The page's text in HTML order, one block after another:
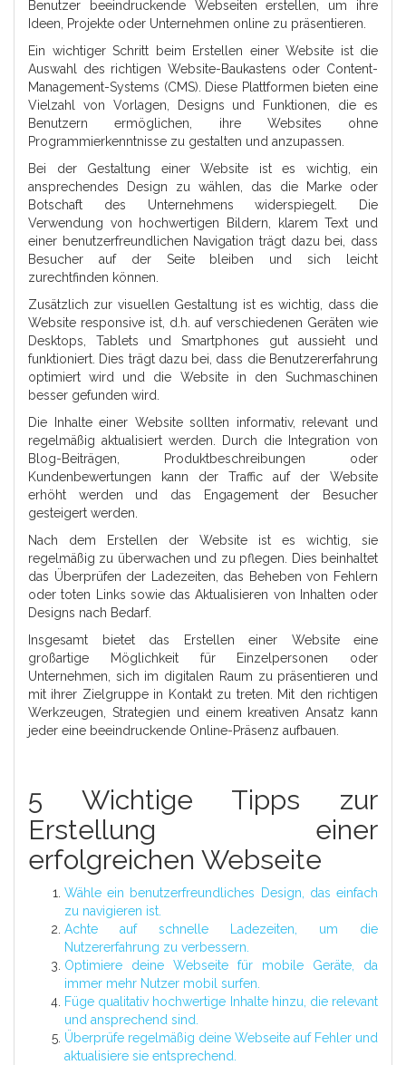
Benutzer beeindruckende Webseiten erstellen, um ihre
Ideen, Projekte oder Unternehmen online zu präsentieren.
Ein wichtiger Schritt beim Erstellen einer Website ist die
Auswahl des richtigen Website-Baukastens oder Content-
Management-Systems (CMS). Diese Plattformen bieten eine
Vielzahl von Vorlagen, Designs und Funktionen, die es
Benutzern ermöglichen, ihre Websites ohne
Programmierkenntnisse zu gestalten und anzupassen.
Bei der Gestaltung einer Website ist es wichtig, ein
ansprechendes Design zu wählen, das die Marke oder
Botschaft des Unternehmens widerspiegelt. Die
Verwendung von hochwertigen Bildern, klarem Text und
einer benutzerfreundlichen Navigation trägt dazu bei, dass
Besucher auf der Seite bleiben und sich leicht
zurechtfinden können.
Zusätzlich zur visuellen Gestaltung ist es wichtig, dass die
Website responsive ist, d.h. auf verschiedenen Geräten wie
Desktops, Tablets und Smartphones gut aussieht und
funktioniert. Dies trägt dazu bei, dass die Benutzererfahrung
optimiert wird und die Website in den Suchmaschinen
besser gefunden wird.
Die Inhalte einer Website sollten informativ, relevant und
regelmäßig aktualisiert werden. Durch die Integration von
Blog-Beiträgen, Produktbeschreibungen oder
Kundenbewertungen kann der Traffic auf der Website
erhöht werden und das Engagement der Besucher
gesteigert werden.
Nach dem Erstellen der Website ist es wichtig, sie
regelmäßig zu überwachen und zu pflegen. Dies beinhaltet
das Überprüfen der Ladezeiten, das Beheben von Fehlern
oder toten Links sowie das Aktualisieren von Inhalten oder
Designs nach Bedarf.
Insgesamt bietet das Erstellen einer Website eine
großartige Möglichkeit für Einzelpersonen oder
Unternehmen, sich im digitalen Raum zu präsentieren und
mit ihrer Zielgruppe in Kontakt zu treten. Mit den richtigen
Werkzeugen, Strategien und einem kreativen Ansatz kann
jeder eine beeindruckende Online-Präsenz aufbauen.
5 Wichtige Tipps zur
Erstellung einer
erfolgreichen Webseite
Wähle ein benutzerfreundliches Design, das einfach
zu navigieren ist.
Achte auf schnelle Ladezeiten, um die
Nutzererfahrung zu verbessern.
Optimiere deine Webseite für mobile Geräte, da
immer mehr Nutzer mobil surfen.
Füge qualitativ hochwertige Inhalte hinzu, die relevant
und ansprechend sind.
Überprüfe regelmäßig deine Webseite auf Fehler und
aktualisiere sie entsprechend.